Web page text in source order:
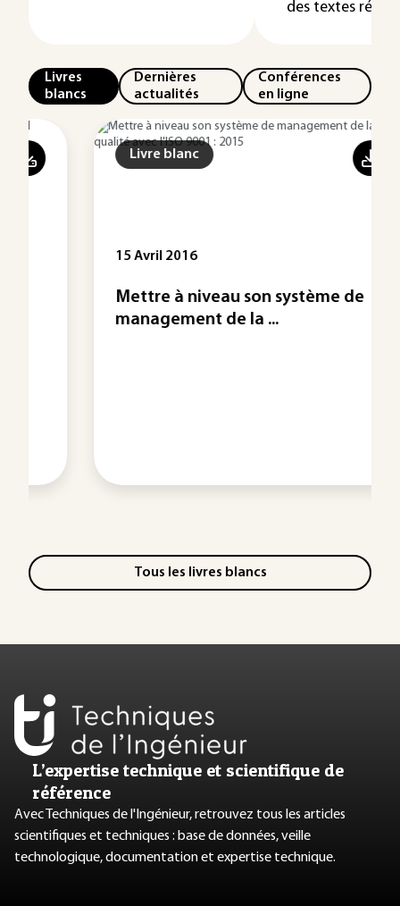
des textes
Livres
blancs
Dernières
actualités
Conférences
en ligne
Livre blanc
15 Avril 2016
Mettre à niveau son système de
management de la ...
Tous les livres blancs
L’expertise technique et scientifique de
référence
Avec Techniques de l'Ingénieur, retrouvez tous les articles
scientifiques et techniques : base de données, veille
technologique, documentation et expertise technique.